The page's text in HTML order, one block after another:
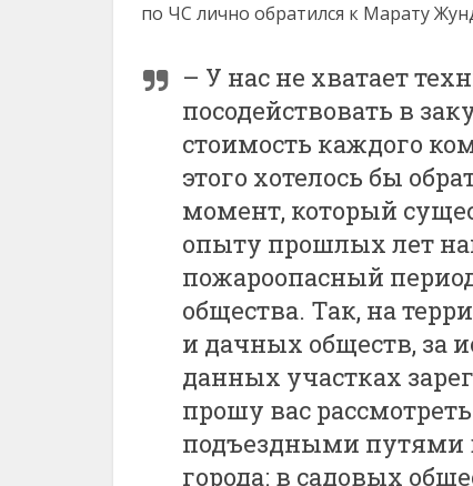
по ЧС лично обратился к Марату
– У нас не хватает
посодействовать в
стоимость каждого
этого хотелось бы
момент, который
опыту прошлых лет
пожароопасный
общества. Так, на
и дачных обществ, за
данных участках
прошу вас
подъездными путями
города: в садовых